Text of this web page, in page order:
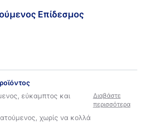
Επίδεσμος
εύκαμπτος και
χωρίς να κολλά
Διαβάστε
περισσότερα